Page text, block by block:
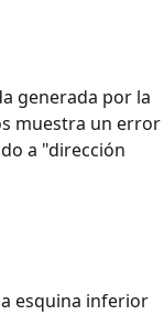
generada por la
muestra un error
a "dirección
esquina inferior